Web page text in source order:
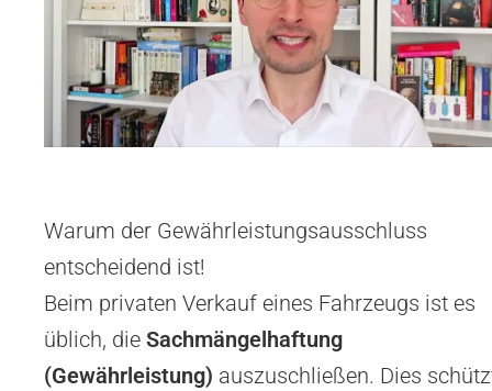
Warum der Gewährleistungsausschluss
entscheidend ist!
Beim privaten Verkauf eines Fahrzeugs ist es
üblich, die Sachmängelhaftung
(Gewährleistung) auszuschließen. Dies